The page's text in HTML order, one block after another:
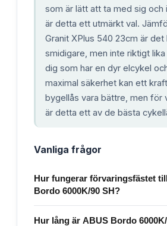
som är lätt att ta med sig och
är detta ett utmärkt val.
Granit XPlus 540 23cm är det
smidigare, men inte riktigt
dig som har en dyr elcykel
maximal säkerhet kan ett
bygellås vara bättre, men för
är detta ett av de bästa
Vanliga frågor
Hur fungerar förvaringsfästet
Bordo 6000K/90 SH?
Hur lång är ABUS Bordo